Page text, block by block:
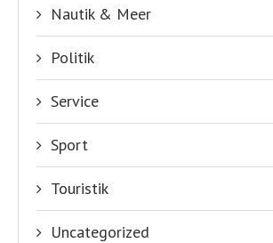
Nautik & Meer
Politik
Service
Sport
Touristik
Uncategorized